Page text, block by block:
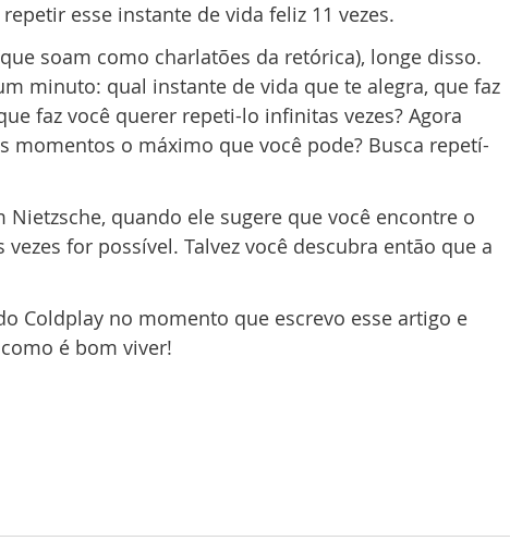
esse instante de vida feliz 11 vezes.
soam como charlatões da retórica), longe disso.
minuto: qual instante de vida que te alegra, que faz
faz você querer repeti-lo infinitas vezes? Agora
momentos o máximo que você pode? Busca repetí-
quando ele sugere que você encontre o
for possível. Talvez você descubra então que a
Coldplay no momento que escrevo esse artigo e
é bom viver!